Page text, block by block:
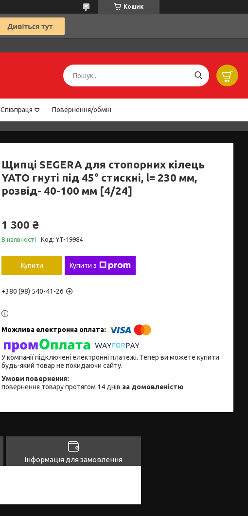
Кошик
Співпраця Повернення/обмін
Щипці SEGERA для стопорних кілець
YATO гнуті під 45° стискні, l= 230 мм,
розвід- 40-100 мм [4/24]
1 300 ₴
В наявності Код:YT-19984
Купити Купити з
+380 (98) 540-41-26
У компанії підключені електронні платежі. Тепер ви можете купити
будь-який товар не покидаючи сайту.
повернення товару протягом 14 днів за домовленістю
Інформація для замовлення